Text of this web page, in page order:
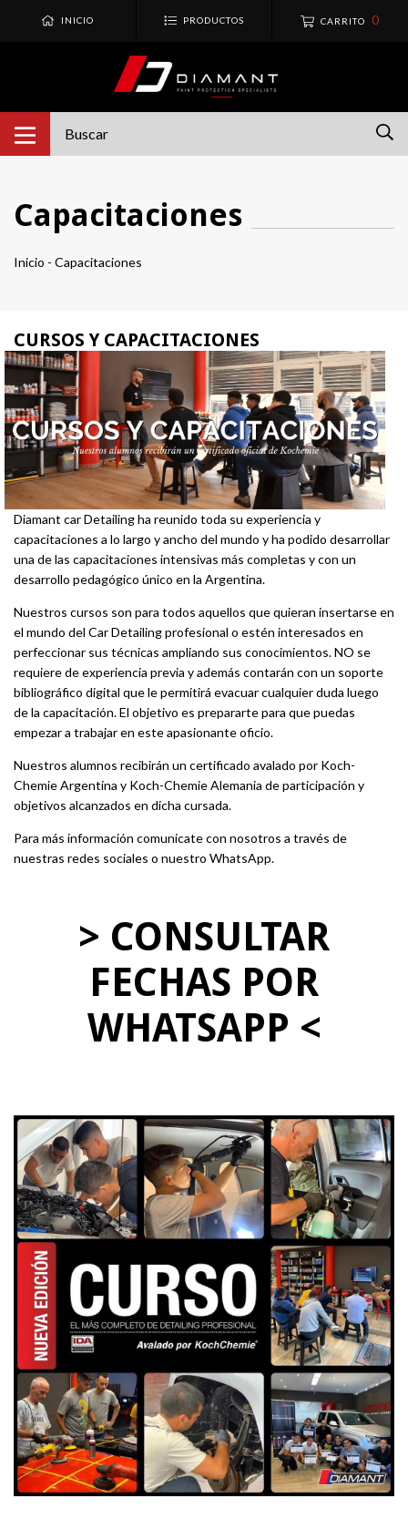
INICIO PRODUCTOS CARRITO 0
Capacitaciones
Inicio - Capacitaciones
CURSOS Y CAPACITACIONES
Diamant car Detailing ha reunido toda su experiencia y
capacitaciones a lo largo y ancho del mundo y ha podido desarrollar
una de las capacitaciones intensivas más completas y con un
desarrollo pedagógico único en la Argentina.
Nuestros cursos son para todos aquellos que quieran insertarse en
el mundo del Car Detailing profesional o estén interesados en
perfeccionar sus técnicas ampliando sus conocimientos. NO se
requiere de experiencia previa y además contarán con un soporte
bibliográfico digital que le permitirá evacuar cualquier duda luego
de la capacitación. El objetivo es prepararte para que puedas
empezar a trabajar en este apasionante oficio.
Nuestros alumnos recibirán un certificado avalado por Koch-
Chemie Argentina y Koch-Chemie Alemania de participación y
objetivos alcanzados en dicha cursada.
Para más información comunícate con nosotros a través de
nuestras redes sociales o nuestro WhatsApp.
> CONSULTAR
FECHAS POR
WHATSAPP <